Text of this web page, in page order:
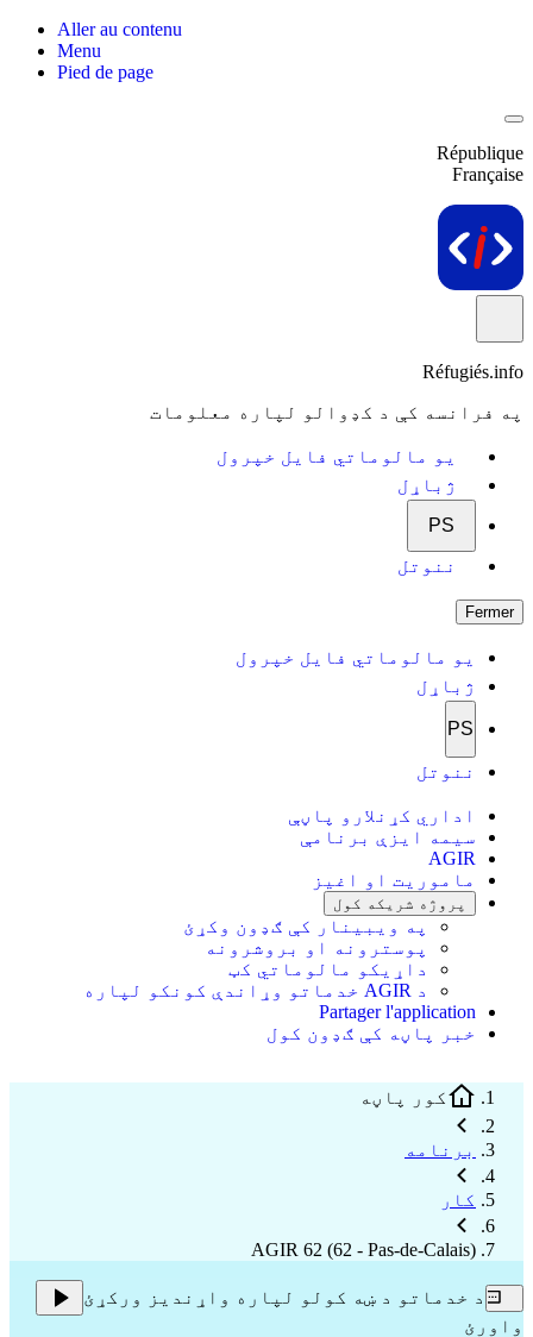
Aller au contenu
Menu
Pied de page
République
Française
Réfugiés.info
په فرانسه کې د کډوالو لپاره معلومات
یو مالوماتي فایل خپرول
ژباړل
PS
ننوتل
Fermer
یو مالوماتي فایل خپرول
ژباړل
PS
ننوتل
اداري کړنلارو پاڼې
سیمه ایزې برنامې
AGIR
ماموریت او اغیز
پروژه شریکه کول
په ویبینار کې ګډون وکړئ
پوسترونه او بروشرونه
داړیکو مالوماتي کټ
د AGIR خدماتو وړاندې کونکو لپاره
Partager l'application
خبر پاڼه کې ګډون کول
کور پاڼه
برنامه
کار
AGIR 62 (62 - Pas-de-Calais)
د خدماتو د ښه کولو لپاره واړندیز ورکړئ
واورئ